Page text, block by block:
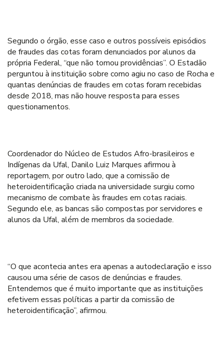
Segundo o órgão, esse caso e outros possíveis episódios
de fraudes das cotas foram denunciados por alunos da
própria Federal, “que não tomou providências”. O Estadão
perguntou à instituição sobre como agiu no caso de Rocha e
quantas denúncias de fraudes em cotas foram recebidas
desde 2018, mas não houve resposta para esses
questionamentos.
Coordenador do Núcleo de Estudos Afro-brasileiros e
Indígenas da Ufal, Danilo Luiz Marques afirmou à
reportagem, por outro lado, que a comissão de
heteroidentificação criada na universidade surgiu como
mecanismo de combate às fraudes em cotas raciais.
Segundo ele, as bancas são compostas por servidores e
alunos da Ufal, além de membros da sociedade.
“O que acontecia antes era apenas a autodeclaração e isso
causou uma série de casos de denúncias e fraudes.
Entendemos que é muito importante que as instituições
efetivem essas políticas a partir da comissão de
heteroidentificação”, afirmou.